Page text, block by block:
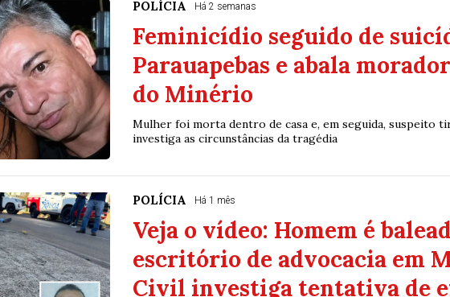
POLÍCIA Há 2 semanas
Feminicídio seguido de
Parauapebas e abala
do Minério
Mulher foi morta dentro de casa e, em seguida, suspeito
investiga as circunstâncias da tragédia
POLÍCIA Há 1 mês
Veja o vídeo: Homem é
escritório de advocacia em
Civil investiga tentativa de